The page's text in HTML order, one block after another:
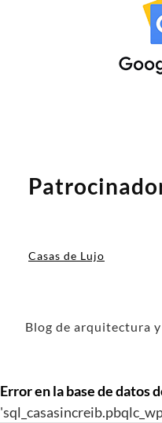
Casas de Lujo
Blog de arquitectura
Error en la base de datos